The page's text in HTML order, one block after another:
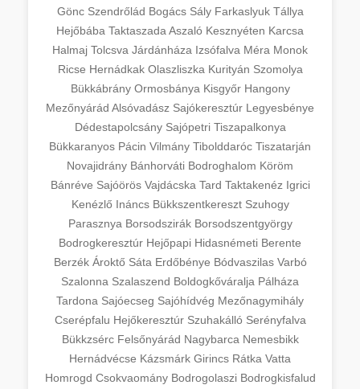
Gönc Szendrőlád Bogács Sály Farkaslyuk Tállya
Hejőbába Taktaszada Aszaló Kesznyéten Karcsa
Halmaj Tolcsva Járdánháza Izsófalva Méra Monok
Ricse Hernádkak Olaszliszka Kurityán Szomolya
Bükkábrány Ormosbánya Kisgyőr Hangony
Mezőnyárád Alsóvadász Sajókeresztúr Legyesbénye
Dédestapolcsány Sajópetri Tiszapalkonya
Bükkaranyos Pácin Vilmány Tibolddaróc Tiszatarján
Novajidrány Bánhorváti Bodroghalom Köröm
Bánréve Sajóörös Vajdácska Tard Taktakenéz Igrici
Kenézlő Ináncs Bükkszentkereszt Szuhogy
Parasznya Borsodszirák Borsodszentgyörgy
Bodrogkeresztúr Hejőpapi Hidasnémeti Berente
Berzék Ároktő Sáta Erdőbénye Bódvaszilas Varbó
Szalonna Szalaszend Boldogkőváralja Pálháza
Tardona Sajóecseg Sajóhídvég Mezőnagymihály
Cserépfalu Hejőkeresztúr Szuhakálló Serényfalva
Bükkzsérc Felsőnyárád Nagybarca Nemesbikk
Hernádvécse Kázsmárk Girincs Rátka Vatta
Homrogd Csokvaomány Bodrogolaszi Bodrogkisfalud